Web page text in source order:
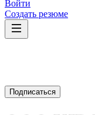
Войти
Создать резюме
Подписаться